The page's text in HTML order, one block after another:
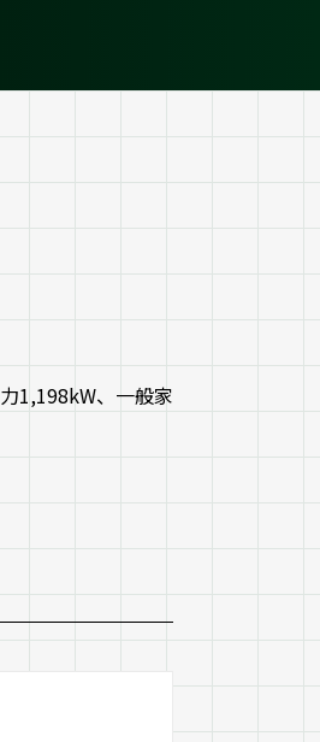
1,198kW、一般家